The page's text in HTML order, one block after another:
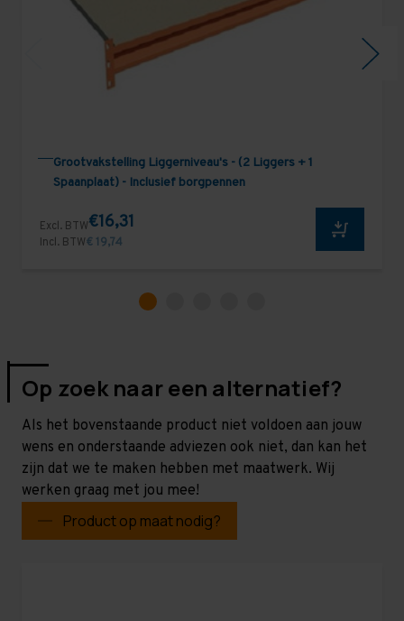
Grootvakstelling Liggerniveau's - (2 Liggers + 1
Spaanplaat) - Inclusief borgpennen
Excl. BTW€16,31
Incl. BTW€ 19,74
Op zoek naar een alternatief?
Als het bovenstaande product niet voldoen aan jouw
wens en onderstaande adviezen ook niet, dan kan het
zijn dat we te maken hebben met maatwerk. Wij
werken graag met jou mee!
Product op maat nodig?